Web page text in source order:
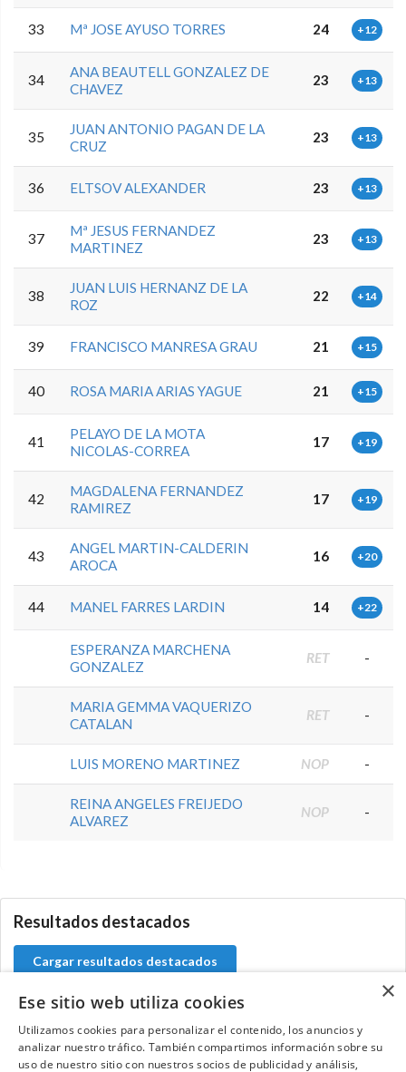
33 Mª JOSE AYUSO TORRES 24 +12
34
ANA BEAUTELL GONZALEZ DE
CHAVEZ
23 +13
35
JUAN ANTONIO PAGAN DE LA
CRUZ
23 +13
36 ELTSOV ALEXANDER 23 +13
37
Mª JESUS FERNANDEZ
MARTINEZ
23 +13
38
JUAN LUIS HERNANZ DE LA
ROZ
22 +14
39 FRANCISCO MANRESA GRAU 21 +15
40 ROSA MARIA ARIAS YAGUE 21 +15
41
PELAYO DE LA MOTA
NICOLAS-CORREA
17 +19
42
MAGDALENA FERNANDEZ
RAMIREZ
17 +19
43
ANGEL MARTIN-CALDERIN
AROCA
16 +20
44 MANEL FARRES LARDIN 14 +22
ESPERANZA MARCHENA
GONZALEZ
RET -
MARIA GEMMA VAQUERIZO
CATALAN
RET -
LUIS MORENO MARTINEZ NOP -
REINA ANGELES FREIJEDO
ALVAREZ
NOP -
Resultados destacados
Cargar resultados destacados
Contacta con el equipo de NextCaddy
×
Ese sitio web utiliza cookies
Utilizamos cookies para personalizar el contenido, los anuncios y
analizar nuestro tráfico. También compartimos información sobre su
uso de nuestro sitio con nuestros socios de publicidad y análisis,